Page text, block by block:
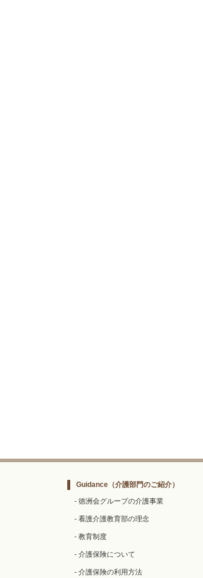
Guidance （介護部門のご紹介）
- 徳洲会グループの介護事業
- 看護介護教育部の理念
- 教育制度
- 介護保険について
- 介護保険の利用方法